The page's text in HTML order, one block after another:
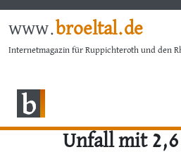
www.broeltal.de
Internetmagazin für Ruppichteroth und den
Unfall mit